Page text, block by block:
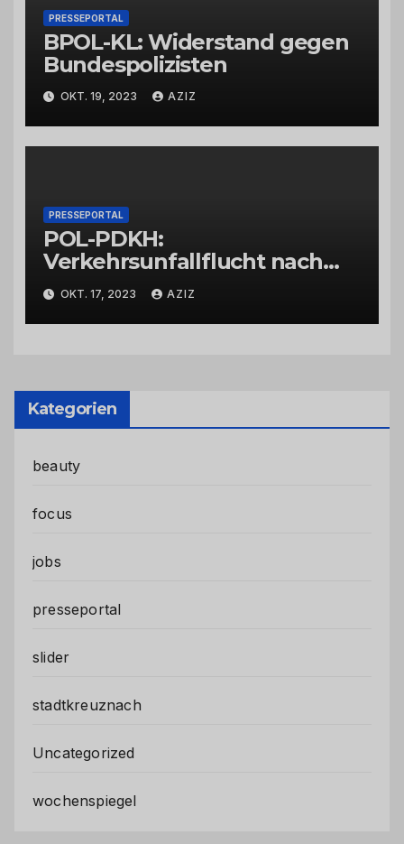
PRESSEPORTAL
BPOL-KL: Widerstand gegen
Bundespolizisten
OKT. 19, 2023 AZIZ
PRESSEPORTAL
POL-PDKH:
Verkehrsunfallflucht nach
Abbiegevorgang
OKT. 17, 2023 AZIZ
Kategorien
beauty
focus
jobs
presseportal
slider
stadtkreuznach
Uncategorized
wochenspiegel